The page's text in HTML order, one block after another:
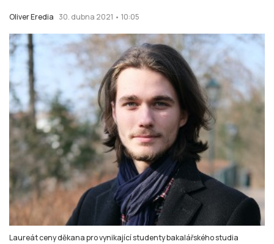
Oliver Eredia 30. dubna 2021 • 10:05
Laureát ceny děkana pro vynikající studenty bakalářského studia